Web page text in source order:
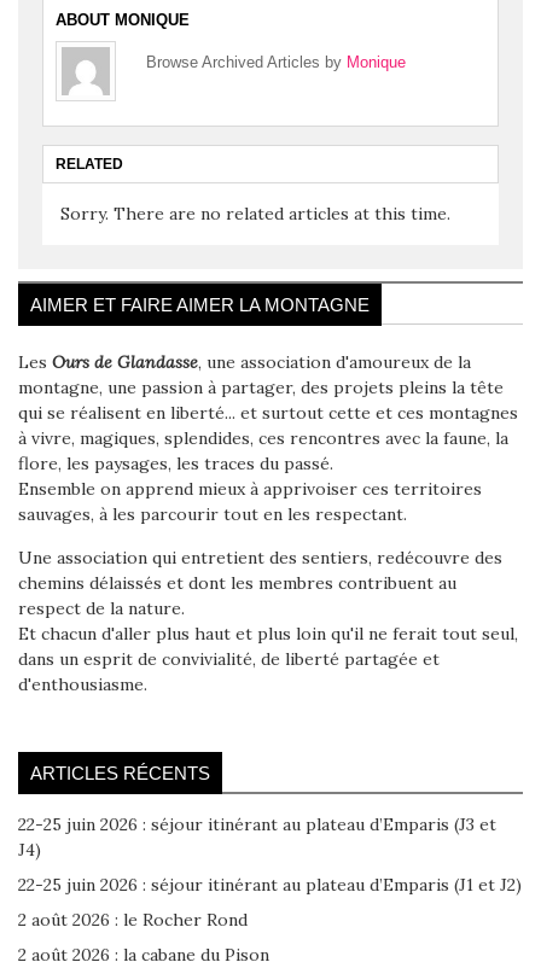
ABOUT MONIQUE
Browse Archived Articles by Monique
RELATED
Sorry. There are no related articles at this time.
AIMER ET FAIRE AIMER LA MONTAGNE
Les Ours de Glandasse, une association d'amoureux de la
montagne, une passion à partager, des projets pleins la tête
qui se réalisent en liberté... et surtout cette et ces montagnes
à vivre, magiques, splendides, ces rencontres avec la faune, la
flore, les paysages, les traces du passé.
Ensemble on apprend mieux à apprivoiser ces territoires
sauvages, à les parcourir tout en les respectant.
Une association qui entretient des sentiers, redécouvre des
chemins délaissés et dont les membres contribuent au
respect de la nature.
Et chacun d'aller plus haut et plus loin qu'il ne ferait tout seul,
dans un esprit de convivialité, de liberté partagée et
d'enthousiasme.
ARTICLES RÉCENTS
22-25 juin 2026 : séjour itinérant au plateau d’Emparis (J3 et
J4)
22-25 juin 2026 : séjour itinérant au plateau d’Emparis (J1 et J2)
2 août 2026 : le Rocher Rond
2 août 2026 : la cabane du Pison